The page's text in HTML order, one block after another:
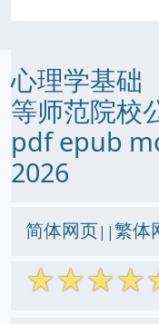
心理学基础
等师范院校
pdf epub
2026
简体网页||繁体
☆☆☆☆